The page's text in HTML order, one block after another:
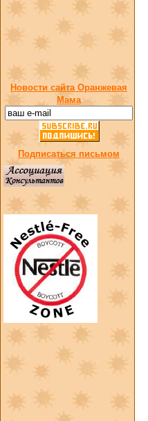
Новости сайта Оранжевая
Мама
Подписаться письмом